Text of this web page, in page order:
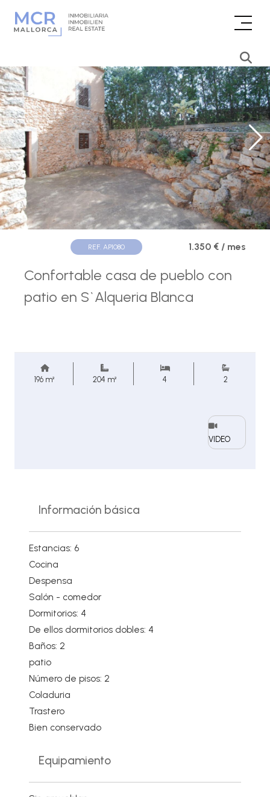
REF. AP1080 1.350 € / mes
Confortable casa de pueblo con
patio en S`Alqueria Blanca
196 m² 204 m² 4 2
VIDEO
Información básica
Estancias: 6
Cocina
Despensa
Salón - comedor
Dormitorios: 4
De ellos dormitorios dobles: 4
Baños: 2
patio
Número de pisos: 2
Coladuria
Trastero
Bien conservado
Equipamiento